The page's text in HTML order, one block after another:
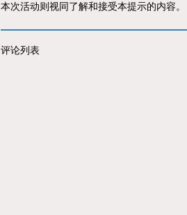
本次活动则视同了解和接受本提示的内容。
评论列表